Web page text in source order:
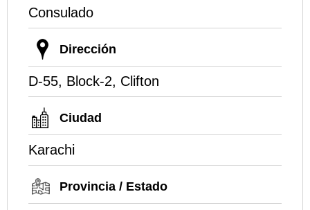
Consulado
Dirección
D-55, Block-2, Clifton
Ciudad
Karachi
Provincia / Estado